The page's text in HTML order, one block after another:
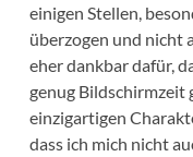
einigen Stellen,
überzogen und nicht
eher dankbar dafür,
genug Bildschirmzeit
einzigartigen
dass ich mich nicht